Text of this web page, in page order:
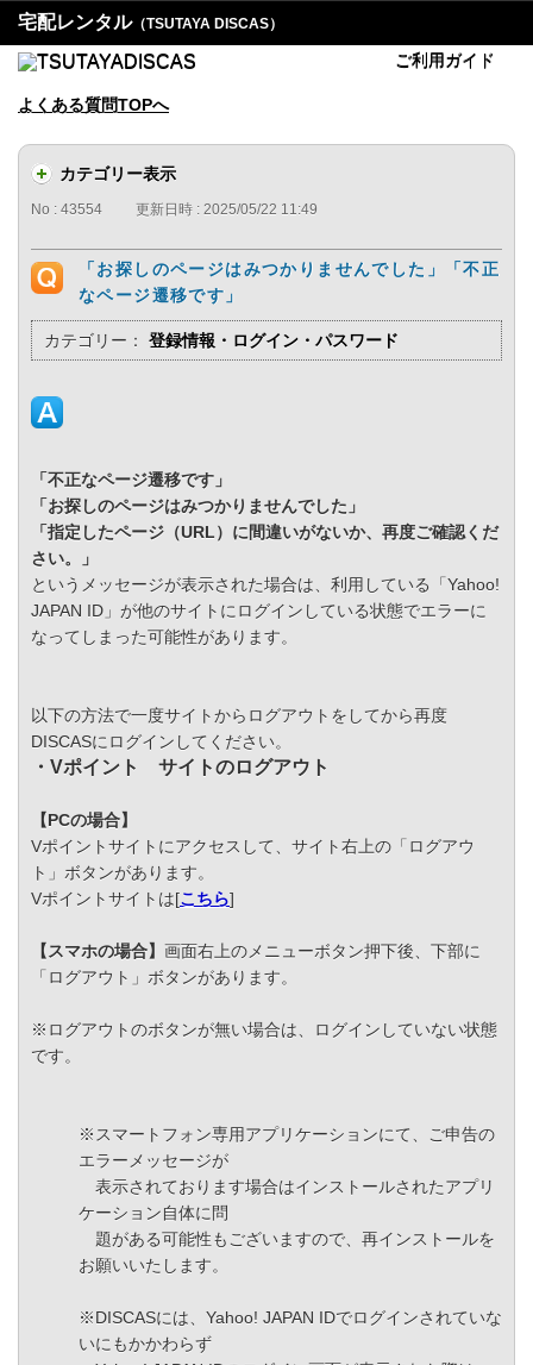
宅配レンタル（TSUTAYA DISCAS）
ご利用ガイド
よくある質問TOPへ
カテゴリー表示
No : 43554 更新日時 : 2025/05/22 11:49
「お探しのページはみつかりませんでした」「不正
なページ遷移です」
カテゴリー： 登録情報・ログイン・パスワード
「不正なページ遷移です」
「お探しのページはみつかりませんでした」
「指定したページ（URL）に間違いがないか、再度ご確認くだ
さい。」
というメッセージが表示された場合は、利用している「Yahoo!
JAPAN ID」が他のサイトにログインしている状態でエラーに
なってしまった可能性があります。
以下の方法で一度サイトからログアウトをしてから再度
DISCASにログインしてください。
・Vポイント サイトのログアウト
【PCの場合】
Vポイントサイトにアクセスして、サイト右上の「ログアウ
ト」ボタンがあります。
Vポイントサイトは[こちら]
【スマホの場合】 画面右上のメニューボタン押下後、下部に
「ログアウト」ボタンがあります。
※ログアウトのボタンが無い場合は、ログインしていない状態
です。
※スマートフォン専用アプリケーションにて、ご申告の
エラーメッセージが
表示されております場合はインストールされたアプリ
ケーション自体に問
題がある可能性もございますので、再インストールを
お願いいたします。
※DISCASには、Yahoo! JAPAN IDでログインされていな
いにもかかわらず